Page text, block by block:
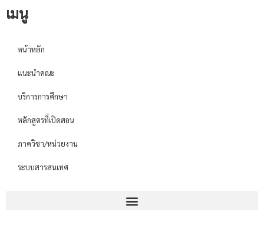
เมนู
หน้าหลัก
แนะนำคณะ
บริการการศึกษา
หลักสูตรที่เปิดสอน
ภาควิชา/หน่วยงาน
ระบบสารสนเทศ